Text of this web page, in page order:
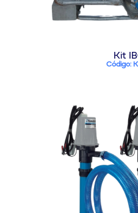
Kit
Código: